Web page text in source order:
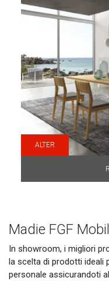
ALTER
Madie FGF
In showroom, i migliori
la scelta di prodotti ideali
personale assicurandoti